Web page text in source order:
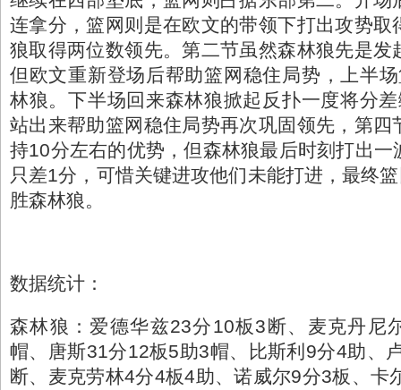
连拿分，篮网则是在欧文的带领下打出攻势取
狼取得两位数领先。第二节虽然森林狼先是发
但欧文重新登场后帮助篮网稳住局势，上半
林狼。下半场回来森林狼掀起反扑一度将分
站出来帮助篮网稳住局势再次巩固领先，第四
持10分左右的优势，但森林狼最后时刻打出一
只差1分，可惜关键进攻他们未能打进，最终
胜森林狼。
数据统计：
森林狼：爱德华兹23分10板3断、麦克丹尼
帽、唐斯31分12板5助3帽、比斯利9分4助、
断、麦克劳林4分4板4助、诺威尔9分3板、卡